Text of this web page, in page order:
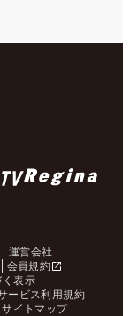
運営会社
会員規約
く表示
ービス利用規約
サイトマップ